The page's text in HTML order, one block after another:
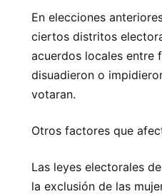
En elecciones
ciertos distritos
acuerdos locales entre
disuadieron o
votaran.
Otros factores que
Las leyes electorales
la exclusión de las